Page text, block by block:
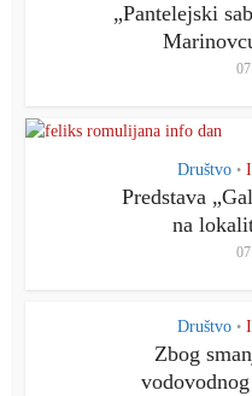
„Pantelejski
Društvo •
Predstava
na
Društvo •
Zbog